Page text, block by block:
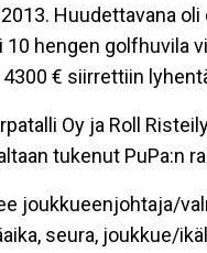
Huudettavana
hengen golfhuvila
€ siirrettiin
Oy ja Roll
tukenut PuPa:n
joukkueenjohtaja/
seura, joukkue/